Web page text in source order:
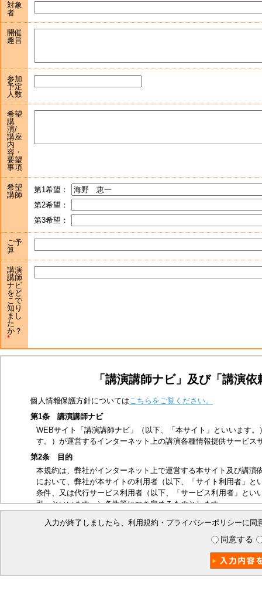
対象
者
開催
趣旨
参加
予定
人数
希望
講
演/
講座
内
容・
要望
事項
希望
講師
第1希望：
第2希望：
第3希望：
ご予
算
講演
講師
ナビ
をど
こで
知り
まし
た
か？
「講演講師ナビ」及び「講演
個人情報保護方針についてはこちらをご覧ください。
第1条 講演講師ナビ
WEBサイト「講演講師ナビ」（以下、「本サイト」といいます
す。）が運営するインターネット上の講演各種情報提供サービス
第2条 目的
本規約は、弊社がインターネット上で運営する本サイト及び講
において、弊社が本サイトの利用者（以下、「サイト利用者」
条件、又は代行サービス利用者（以下、「サービス利用者」と
引」といいます。）条件等につき定めるものとします。
第3条 適用範囲
本規約は、サイト利用者及び本取引に関する弊社とサービス利
ビス利用者は、本規約の内容を承諾したものとみなします。
本サイトは、以下の行為を禁止いたします。
入力が終了しましたら、利用規約・プライバシーポリシーに
同意する